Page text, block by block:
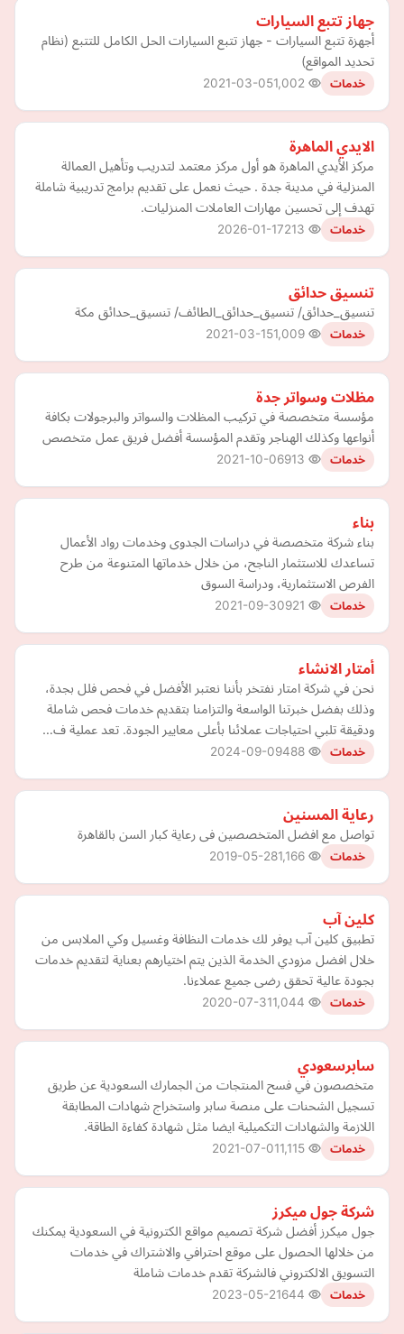
جهاز تتبع السيارات
أجهزة تتبع السيارات - جهاز تتبع السيارات الحل الكامل للتتبع (نظام
تحديد المواقع)
خدمات 2021-03-05
الايدي الماهرة
مركز الأيدي الماهرة هو أول مركز معتمد لتدريب وتأهيل العمالة
المنزلية في مدينة جدة . حيث نعمل على تقديم برامج تدريبية شاملة
تهدف إلى تحسين مهارات العاملات المنزليات.
خدمات 2026-01-17
تنسيق حدائق
تنسيق_حدائق/ تنسيق_حدائق_الطائف/ تنسيق_حدائق مكة
خدمات 2021-03-15
مظلات وسواتر جدة
مؤسسة متخصصة في تركيب المظلات والسواتر والبرجولات بكافة
أنواعها وكذلك الهناجر وتقدم المؤسسة أفضل فريق عمل متخصص
خدمات 2021-10-06
بناء
بناء شركة متخصصة في دراسات الجدوى وخدمات رواد الأعمال
تساعدك للاستثمار الناجح، من خلال خدماتها المتنوعة من طرح
الفرص الاستثمارية، ودراسة السوق
خدمات 2021-09-30
أمتار الانشاء
نحن في شركة امتار نفتخر بأننا نعتبر الأفضل في فحص فلل بجدة،
وذلك بفضل خبرتنا الواسعة والتزامنا بتقديم خدمات فحص شاملة
ودقيقة تلبي احتياجات عملائنا بأعلى معايير الجودة. تعد عملية ف…
خدمات 2024-09-09
رعاية المسنين
تواصل مع افضل المتخصصين فى رعاية كبار السن بالقاهرة
خدمات 2019-05-28
كلين آب
تطبيق كلين آب يوفر لك خدمات النظافة وغسيل وكي الملابس من
خلال افضل مزودي الخدمة الذين يتم اختيارهم بعناية لتقديم خدمات
بجودة عالية تحقق رضى جميع عملاءنا.
خدمات 2020-07-31
سابرسعودي
متخصصون في فسح المنتجات من الجمارك السعودية عن طريق
تسجيل الشحنات على منصة سابر واستخراج شهادات المطابقة
اللازمة والشهادات التكميلية ايضا مثل شهادة كفاءة الطاقة.
خدمات 2021-07-01
شركة جول ميكرز
جول ميكرز أفضل شركة تصميم مواقع الكترونية في السعودية يمكنك
من خلالها الحصول على موقع احترافي والاشتراك في خدمات
التسويق الالكتروني فالشركة تقدم خدمات شاملة
خدمات 2023-05-21